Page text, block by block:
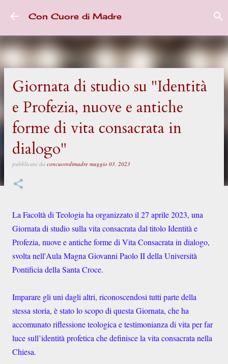
Passa ai contenuti principali
Con Cuore di Madre
Giornata di studio su "Identità
e Profezia, nuove e antiche
forme di vita consacrata in
dialogo"
pubblicato da concuoredimadre maggio 03, 2023
La Facoltà di Teologia ha organizzato il 27 aprile 2023, una
Giornata di studio sulla vita consacrata dal titolo Identità e
Profezia, nuove e antiche forme di Vita Consacrata in dialogo,
svolta nell'Aula Magna Giovanni Paolo II della Università
Pontificia della Santa Croce.
Imparare gli uni dagli altri, riconoscendosi tutti parte della
stessa storia, è stato lo scopo di questa Giornata, che ha
accomunato riflessione teologica e testimonianza di vita per far
luce sull’identità profetica che definisce la vita consacrata nella
Chiesa.